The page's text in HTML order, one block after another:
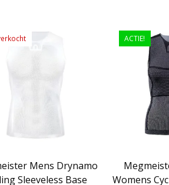
Mens Drynamo
Sleeveless Base
ACTIE!
Womens